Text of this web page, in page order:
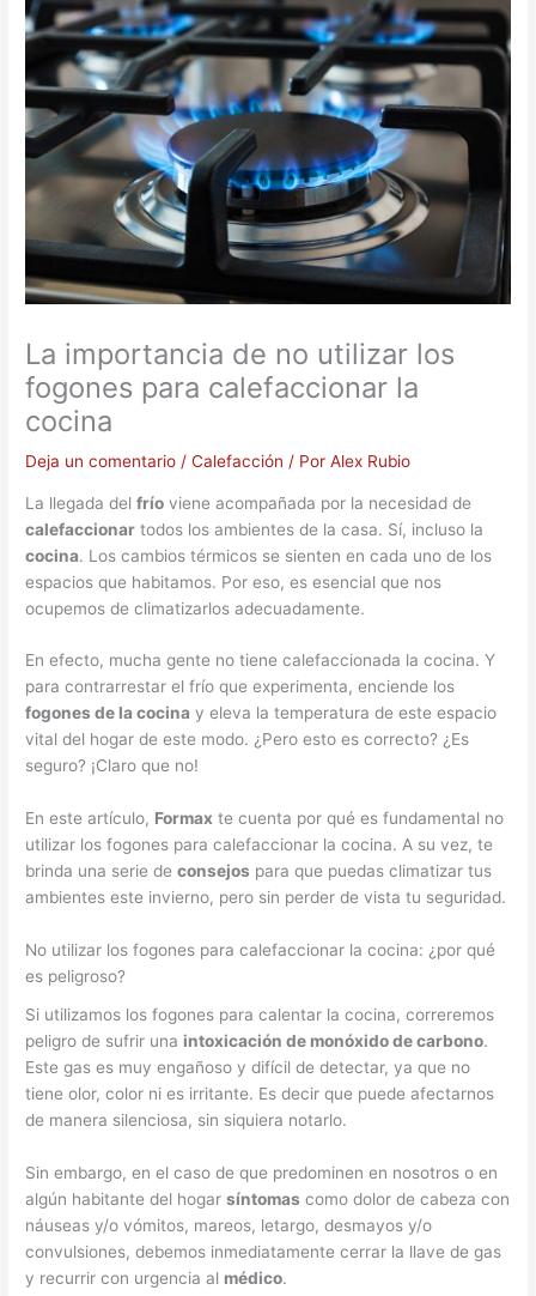
La importancia de no utilizar los
fogones para calefaccionar la
cocina
Deja un comentario /Calefacción / PorAlex Rubio
La llegada delfrío viene acompañada por la necesidad de
calefaccionar todos los ambientes de la casa. Sí, incluso la
cocina. Los cambios térmicos se sienten en cada uno de los
espacios que habitamos. Por eso, es esencial que nos
ocupemos de climatizarlos adecuadamente.
En efecto, mucha gente no tiene calefaccionada la cocina. Y
para contrarrestar el frío que experimenta, enciende los
fogones de la cocina y eleva la temperatura de este espacio
vital del hogar de este modo. ¿Pero esto es correcto? ¿Es
seguro? ¡Claro que no!
En este artículo, Formax te cuenta por qué es fundamental no
utilizar los fogones para calefaccionar la cocina. A su vez, te
brinda una serie deconsejos para que puedas climatizar tus
ambientes este invierno, pero sin perder de vista tu seguridad.
No utilizar los fogones para calefaccionar la cocina: ¿por qué
es peligroso?
Si utilizamos los fogones para calentar la cocina, correremos
peligro de sufrir una intoxicación de monóxido de carbono.
Este gas es muy engañoso y difícil de detectar, ya que no
tiene olor, color ni es irritante. Es decir que puede afectarnos
de manera silenciosa, sin siquiera notarlo.
Sin embargo, en el caso de que predominen en nosotros o en
algún habitante del hogarsíntomas como dolor de cabeza con
náuseas y/o vómitos, mareos, letargo, desmayos y/o
convulsiones, debemos inmediatamente cerrar la llave de gas
y recurrir con urgencia al médico.